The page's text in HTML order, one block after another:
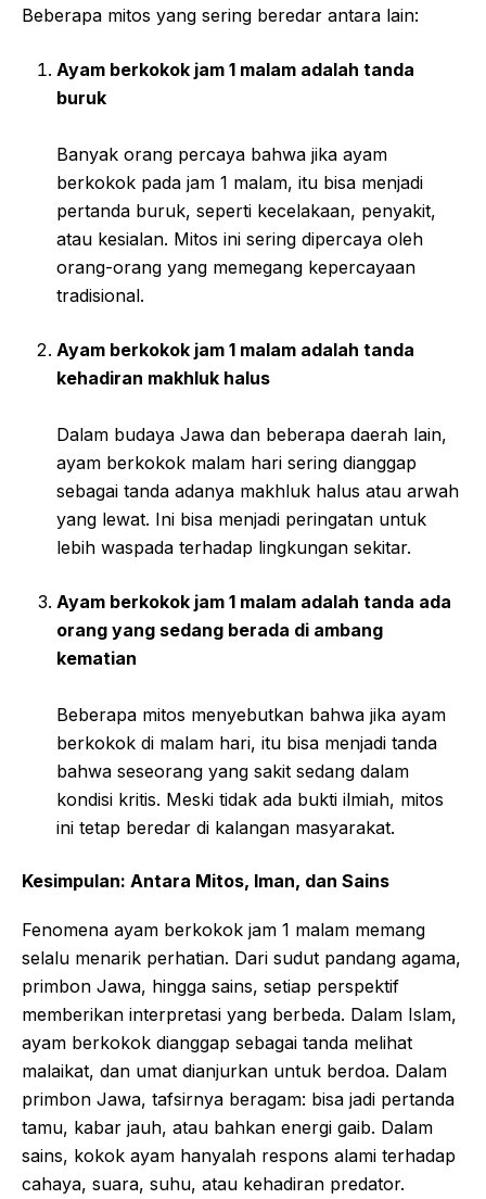
Beberapa mitos yang sering beredar antara lain:
Ayam berkokok jam 1 malam adalah tanda
buruk
Banyak orang percaya bahwa jika ayam
berkokok pada jam 1 malam, itu bisa menjadi
pertanda buruk, seperti kecelakaan, penyakit,
atau kesialan. Mitos ini sering dipercaya oleh
orang-orang yang memegang kepercayaan
tradisional.
Ayam berkokok jam 1 malam adalah tanda
kehadiran makhluk halus
Dalam budaya Jawa dan beberapa daerah lain,
ayam berkokok malam hari sering dianggap
sebagai tanda adanya makhluk halus atau arwah
yang lewat. Ini bisa menjadi peringatan untuk
lebih waspada terhadap lingkungan sekitar.
Ayam berkokok jam 1 malam adalah tanda ada
orang yang sedang berada di ambang
kematian
Beberapa mitos menyebutkan bahwa jika ayam
berkokok di malam hari, itu bisa menjadi tanda
bahwa seseorang yang sakit sedang dalam
kondisi kritis. Meski tidak ada bukti ilmiah, mitos
ini tetap beredar di kalangan masyarakat.
Kesimpulan: Antara Mitos, Iman, dan Sains
Fenomena ayam berkokok jam 1 malam memang
selalu menarik perhatian. Dari sudut pandang agama,
primbon Jawa, hingga sains, setiap perspektif
memberikan interpretasi yang berbeda. Dalam Islam,
ayam berkokok dianggap sebagai tanda melihat
malaikat, dan umat dianjurkan untuk berdoa. Dalam
primbon Jawa, tafsirnya beragam: bisa jadi pertanda
tamu, kabar jauh, atau bahkan energi gaib. Dalam
sains, kokok ayam hanyalah respons alami terhadap
cahaya, suara, suhu, atau kehadiran predator.